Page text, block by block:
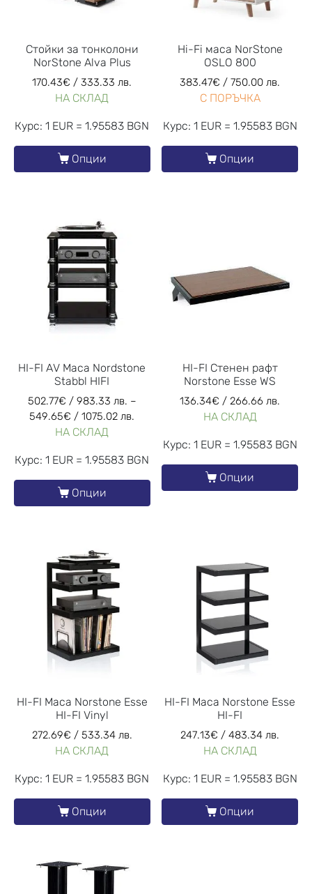
Стойки за тонколони
NorStone Alva Plus
170.43€ / 333.33 лв.
НА СКЛАД
Курс: 1 EUR = 1.95583 BGN
Опции
Hi-Fi маса NorStone
OSLO 800
383.47€ / 750.00 лв.
С ПОРЪЧКА
Курс: 1 EUR = 1.95583 BGN
Опции
HI-FI AV Маса Nordstone
Stabbl HIFI
502.77€ / 983.33 лв. –
549.65€ / 1075.02 лв.
НА СКЛАД
Курс: 1 EUR = 1.95583 BGN
Опции
HI-FI Стенен рафт
Norstone Esse WS
136.34€ / 266.66 лв.
НА СКЛАД
Курс: 1 EUR = 1.95583 BGN
Опции
HI-FI Маса Norstone Esse
HI-FI Vinyl
272.69€ / 533.34 лв.
НА СКЛАД
Курс: 1 EUR = 1.95583 BGN
Опции
HI-FI Маса Norstone Esse
HI-FI
247.13€ / 483.34 лв.
НА СКЛАД
Курс: 1 EUR = 1.95583 BGN
Опции